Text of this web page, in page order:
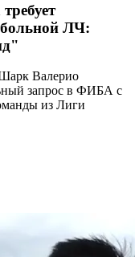
ЛЧ:
Валерио
запрос в ФИБА с
из Лиги